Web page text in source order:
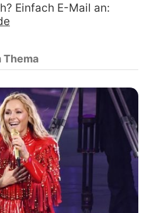
Einfach E-Mail an:
Thema